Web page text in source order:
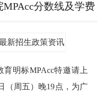
分数线及学费
明标MPAcc特邀请上
（周五）晚19点，为广